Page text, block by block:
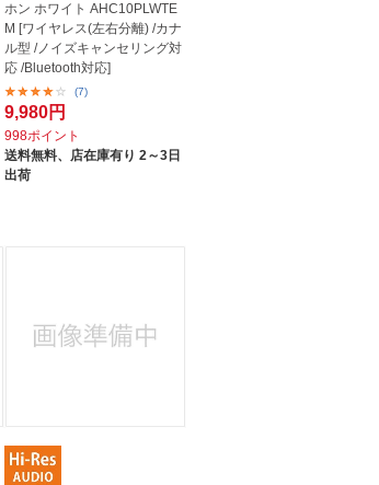
ホン ホワイト AHC10PLWTE
M [ワイヤレス(左右分離) /カナ
ル型 /ノイズキャンセリング対
応 /Bluetooth対応]
(7)
9,980円
998ポイント
送料無料、
店在庫有り 2～3日
出荷